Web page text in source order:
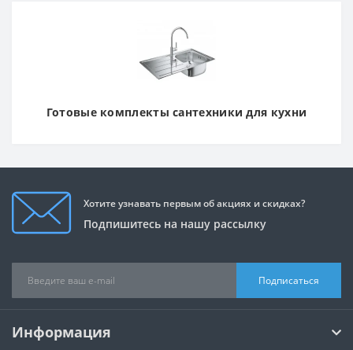
Готовые комплекты сантехники для кухни
Хотите узнавать первым об акциях и скидках?
Подпишитесь на нашу рассылку
Подписаться
Информация